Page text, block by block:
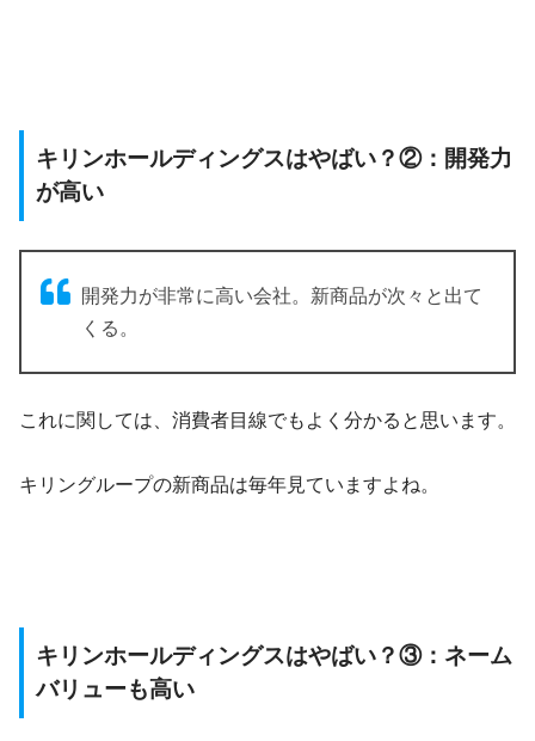
キリンホールディングスはやばい？②：開発力
が高い
開発力が非常に高い会社。新商品が次々と出て
くる。
これに関しては、消費者目線でもよく分かると思います。
キリングループの新商品は毎年見ていますよね。
キリンホールディングスはやばい？③：ネーム
バリューも高い